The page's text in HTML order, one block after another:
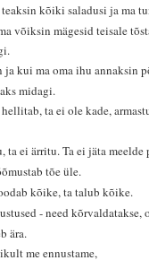
kõiki saladusi ja ma
võiksin mägesid teisale
kui ma oma ihu annaksin
midagi.
ta ei ole kade,
ei ärritu. Ta ei jäta meelde
tõe üle.
kõike, ta talub kõike.
- need kõrvaldatakse,
ära.
me ennustame,